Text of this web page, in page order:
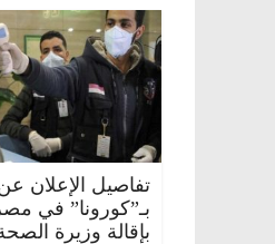
تفاصيل الإعلان
بـ”كورونا” في
بإقالة وزيرة